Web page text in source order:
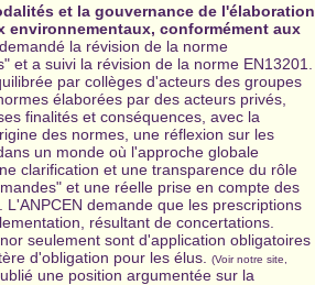
et la gouvernance de l'élaboration
environnementaux, conformément aux
la révision de la norme
et a suivi la révision de la norme EN13201.
par collèges d'acteurs des groupes
élaborées par des acteurs privés,
finalités et conséquences, avec la
des normes, une réflexion sur les
un monde où l'approche globale
clarification et une transparence du rôle
et une réelle prise en compte des
demande que les prescriptions
résultant de concertations.
seulement sont d'application obligatoires
d'obligation pour les élus.
(Voir notre site,
une position argumentée sur la